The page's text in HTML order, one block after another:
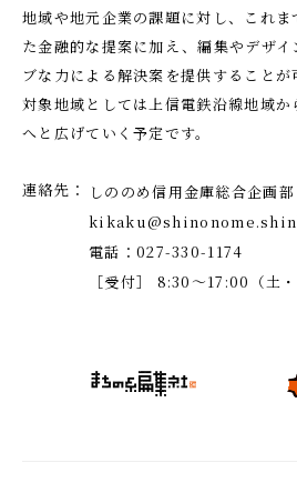
地域や地元企業の課題に対し、これま
た金融的な提案に加え、編集やデザイ
ブな力による解決案を提供すること
対象地域としては上信電鉄沿線地域
へと広げていく予定です。
連絡先
しののめ信用金庫総合企画部
電話：027-330-1174
［受付］ 8:30～17:00（土